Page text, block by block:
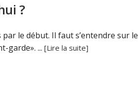
?
par le début. Il faut s’entendre sur le
garde». ... [Lire la suite]